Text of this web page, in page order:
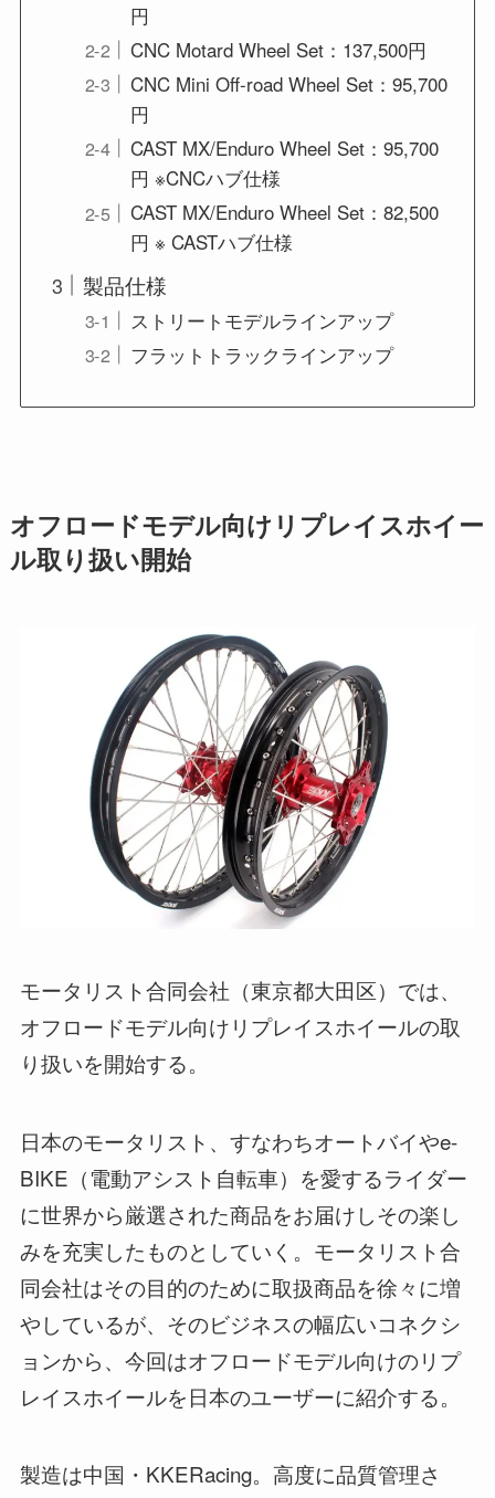
円
CNC Motard Wheel Set：137,500円
CNC Mini Off-road Wheel Set：95,700
円
CAST MX/Enduro Wheel Set：95,700
円 ※CNCハブ仕様
CAST MX/Enduro Wheel Set：82,500
円 ※ CASTハブ仕様
製品仕様
ストリートモデルラインアップ
フラットトラックラインアップ
オフロードモデル向けリプレイスホイー
ル取り扱い開始
モータリスト合同会社（東京都大田区）では、
オフロードモデル向けリプレイスホイールの取
り扱いを開始する。
日本のモータリスト、すなわちオートバイやe-
BIKE（電動アシスト自転車）を愛するライダー
に世界から厳選された商品をお届けしその楽し
みを充実したものとしていく。モータリスト合
同会社はその目的のために取扱商品を徐々に増
やしているが、そのビジネスの幅広いコネクシ
ョンから、今回はオフロードモデル向けのリプ
レイスホイールを日本のユーザーに紹介する。
製造は中国・KKERacing。高度に品質管理さ